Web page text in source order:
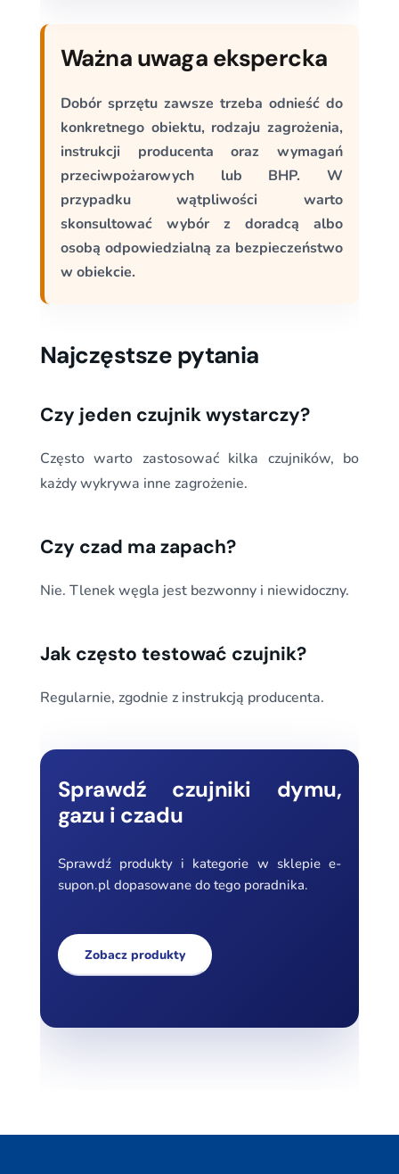
Ważna uwaga ekspercka
Dobór sprzętu zawsze trzeba odnieść do
konkretnego obiektu, rodzaju zagrożenia,
instrukcji producenta oraz wymagań
przeciwpożarowych lub BHP. W
przypadku wątpliwości warto
skonsultować wybór z doradcą albo
osobą odpowiedzialną za bezpieczeństwo
w obiekcie.
Najczęstsze pytania
Czy jeden czujnik wystarczy?
Często warto zastosować kilka czujników, bo
każdy wykrywa inne zagrożenie.
Czy czad ma zapach?
Nie. Tlenek węgla jest bezwonny i niewidoczny.
Jak często testować czujnik?
Regularnie, zgodnie z instrukcją producenta.
Sprawdź czujniki dymu,
gazu i czadu
Sprawdź produkty i kategorie w sklepie e-
supon.pl dopasowane do tego poradnika.
Zobacz produkty